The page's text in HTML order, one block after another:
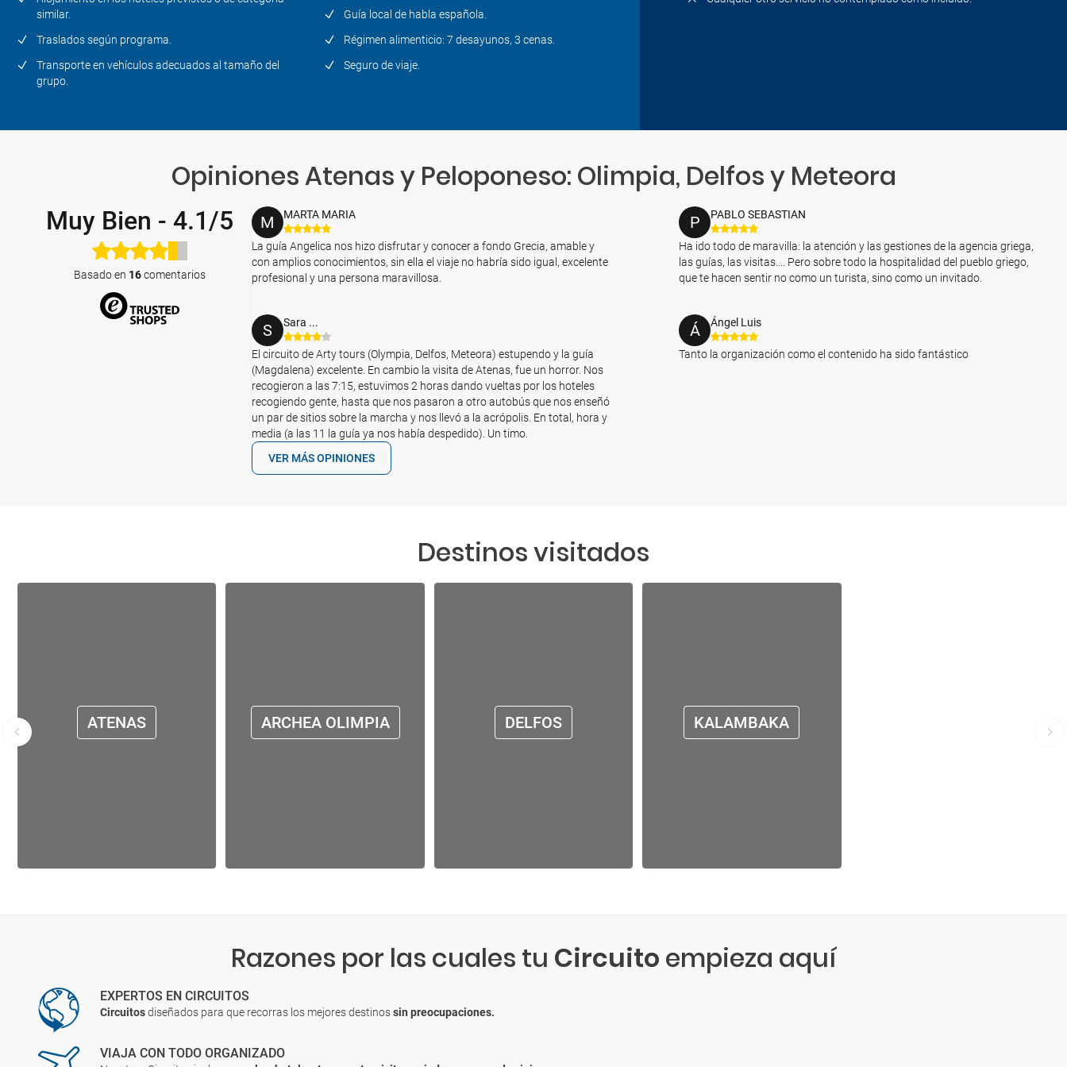
similar.
Traslados según programa.
Transporte en vehículos adecuados al tamaño del
grupo.
Guía local de habla española.
Régimen alimenticio: 7 desayunos, 3 cenas.
Seguro de viaje.
Opiniones Atenas y Peloponeso: Olimpia, Delfos y Meteora
Muy Bien - 4.1/5
Basado en 16comentarios
M MARTA MARIA
La guía Angelica nos hizo disfrutar y conocer a fondo Grecia, amable y
con amplios conocimientos, sin ella el viaje no habría sido igual, excelente
profesional y una persona maravillosa.
P PABLO SEBASTIAN
Ha ido todo de maravilla: la atención y las gestiones de la agencia griega,
las guías, las visitas.... Pero sobre todo la hospitalidad del pueblo griego,
que te hacen sentir no como un turista, sino como un invitado.
S Sara ...
El circuito de Arty tours (Olympia, Delfos, Meteora) estupendo y la guía
(Magdalena) excelente. En cambio la visita de Atenas, fue un horror. Nos
recogieron a las 7:15, estuvimos 2 horas dando vueltas por los hoteles
recogiendo gente, hasta que nos pasaron a otro autobús que nos enseñó
un par de sitios sobre la marcha y nos llevó a la acrópolis. En total, hora y
media (a las 11 la guía ya nos había despedido). Un timo.
Á Ángel Luis
Tanto la organización como el contenido ha sido fantástico
VER MÁS OPINIONES
Destinos visitados
ATENAS ARCHEA OLIMPIA DELFOS KALAMBAKA
Razones por las cuales tu Circuito empieza aquí
EXPERTOS EN CIRCUITOS
Circuitosdiseñados para que recorras los mejores destinossin preocupaciones.
VIAJA CON TODO ORGANIZADO